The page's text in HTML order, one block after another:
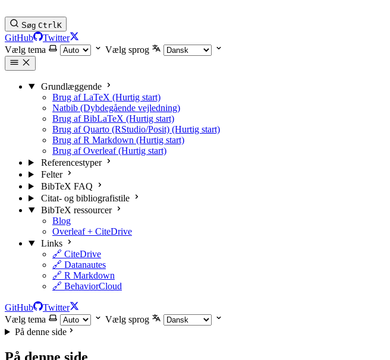
Søg CtrlK
GitHub
Twitter
Vælg tema
Vælg sprog
Grundlæggende
Brug af LaTeX (Hurtig start)
Natbib (Dybdegående vejledning)
Brug af BibLaTeX (Hurtig start)
Brug af Quarto (RStudio/Posit) (Hurtig start)
Brug af R Markdown (Hurtig start)
Brug af Overleaf (Hurtig start)
Referencestyper
Felter
BibTeX FAQ
Citat- og bibliografistile
BibTeX ressourcer
Blog
Overleaf + CiteDrive
Links
🔗 CiteDrive
🔗 Datanautes
🔗 R Markdown
🔗 BehaviorCloud
GitHub
Twitter
Vælg tema
Vælg sprog
På denne side